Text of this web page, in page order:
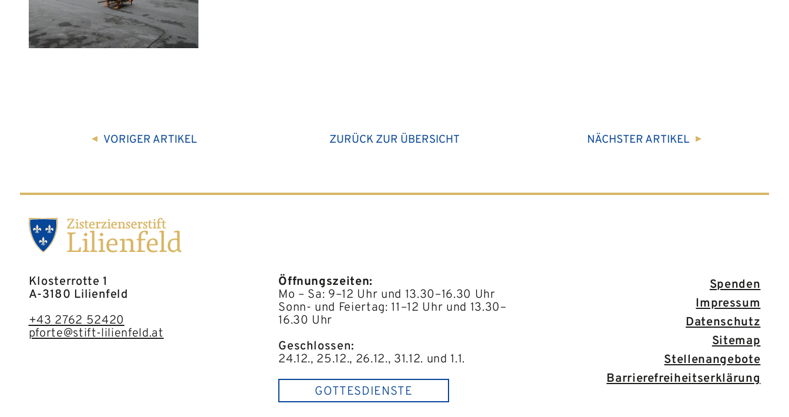
VORIGER ARTIKEL ZURÜCK ZUR ÜBERSICHT NÄCHSTER ARTIKEL
Klosterrotte 1
A-3180 Lilienfeld
+43 2762 52420
pforte@stift-lilienfeld.at
Öffnungszeiten:
Mo – Sa: 9–12 Uhr und 13.30–16.30 Uhr
Sonn- und Feiertag: 11–12 Uhr und 13.30–
16.30 Uhr
Geschlossen:
24.12., 25.12., 26.12., 31.12. und 1.1.
GOTTESDIENSTE
Spenden
Impressum
Datenschutz
Sitemap
Stellenangebote
Barrierefreiheitserklärung